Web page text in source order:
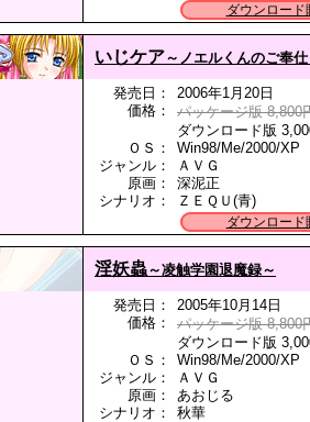
ダウンロード
いじケア～ノエルくんのご奉
発売日：
2006年1月20日
価格：
パッケージ版 8,800
ダウンロード版
ＯＳ：
Win98/Me/2000/XP
ジャンル：
ＡＶＧ
原画：
深泥正
シナリオ：
ＺＥＱＵ(青)
ダウンロード
淫妖蟲～凌触学園退魔録～
発売日：
2005年10月14日
価格：
パッケージ版 8,800
ダウンロード版
ＯＳ：
Win98/Me/2000/XP
ジャンル：
ＡＶＧ
原画：
あおじる
シナリオ：
秋華